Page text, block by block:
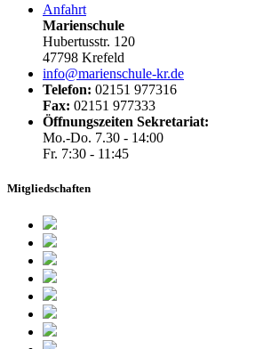
Anfahrt
Marienschule
Hubertusstr. 120
47798 Krefeld
info@marienschule-kr.de
Telefon: 02151 977316
Fax: 02151 977333
Öffnungszeiten Sekretariat:
Mo.-Do. 7.30 - 14:00
Fr. 7:30 - 11:45
Mitgliedschaften